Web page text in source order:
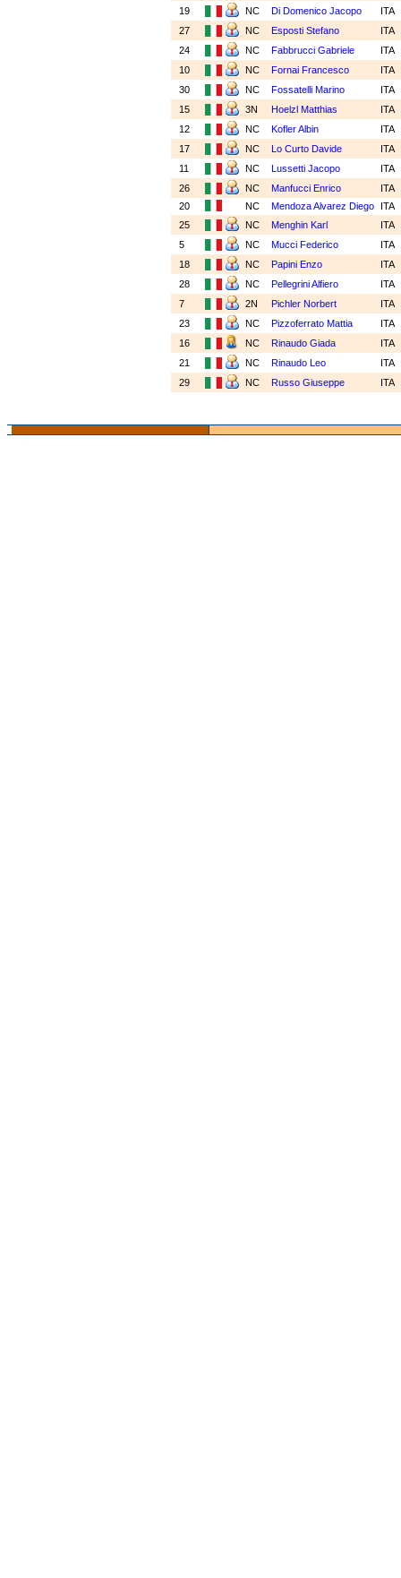
19
NC Di Domenico Jacopo
ITA
27
NC Esposti Stefano
ITA
24
NC Fabbrucci Gabriele
ITA
10
NC Fornai Francesco
ITA
30
NC Fossatelli Marino
ITA
15
3N Hoelzl Matthias
ITA
12
NC Kofler Albin
ITA
17
NC Lo Curto Davide
ITA
11
NC Lussetti Jacopo
ITA
26
NC Manfucci Enrico
ITA
20
NC Mendoza Alvarez Diego
ITA
25
NC Menghin Karl
ITA
5
NC Mucci Federico
ITA
18
NC Papini Enzo
ITA
28
NC Pellegrini Alfiero
ITA
7
2N Pichler Norbert
ITA
23
NC Pizzoferrato Mattia
ITA
16
NC Rinaudo Giada
ITA
21
NC Rinaudo Leo
ITA
29
NC Russo Giuseppe ITA